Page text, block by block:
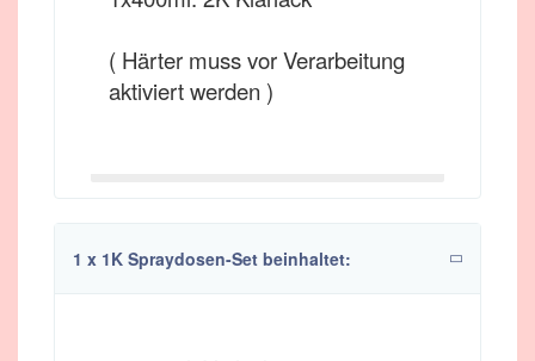
( Härter muss vor Verarbeitung
aktiviert werden )
1 x 1K Spraydosen-Set beinhaltet: